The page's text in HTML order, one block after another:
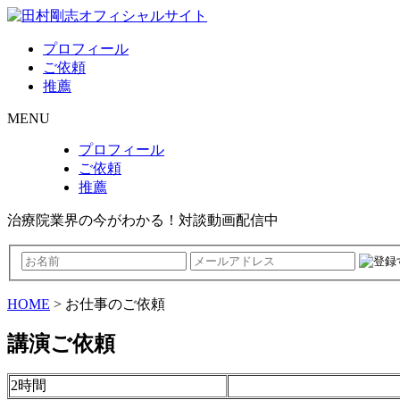
プロフィール
ご依頼
推薦
MENU
プロフィール
ご依頼
推薦
治療院業界の今がわかる！対談動画配信中
HOME > お仕事のご依頼
講演ご依頼
2時間